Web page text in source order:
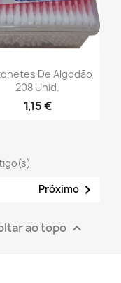
De Algodão
208 Unid.
1,15 €
Próximo 
ao topo 